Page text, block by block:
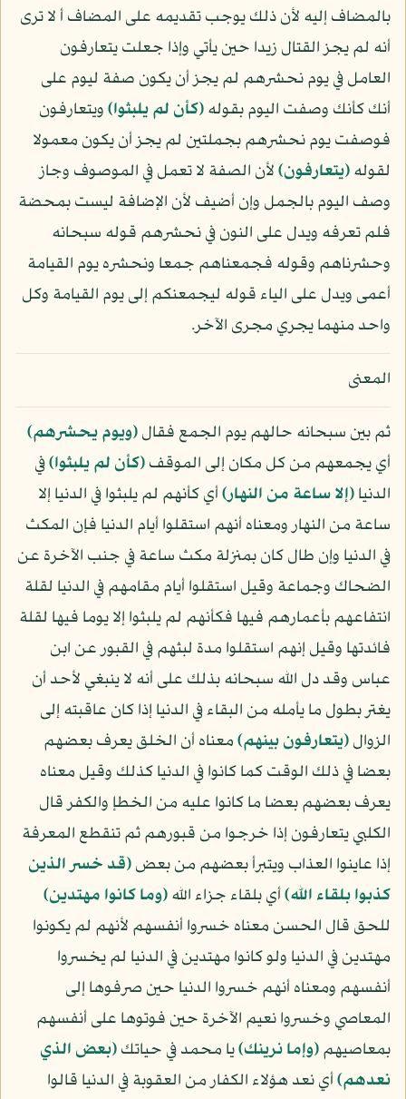
بالمضاف إليه لأن ذلك يوجب تقديمه على المضاف أ لا ترى
أنه لم يجز القتال زيدا حين يأتي وإذا جعلت يتعارفون
العامل في يوم نحشرهم لم يجز أن يكون صفة ليوم على
أنك كأنك وصفت اليوم بقوله﴿كأن لم يلبثوا﴾ويتعارفون
فوصفت يوم نحشرهم بجملتين لم يجز أن يكون معمولا
لقوله﴿يتعارفون﴾لأن الصفة لا تعمل في الموصوف وجاز
وصف اليوم بالجمل وإن أضيف لأن الإضافة ليست بمحضة
فلم تعرفه ويدل على النون في نحشرهم قوله سبحانه
وحشرناهم وقوله فجمعناهم جمعا ونحشره يوم القيامة
أعمى ويدل على الياء قوله ليجمعنكم إلى يوم القيامة وكل
واحد منهما يجري مجرى الآخر.
المعنى
ثم بين سبحانه حالهم يوم الجمع فقال﴿ويوم يحشرهم﴾
أي يجمعهم من كل مكان إلى الموقف﴿كأن لم يلبثوا﴾في
الدنيا﴿إلا ساعة من النهار﴾أي كأنهم لم يلبثوا في الدنيا إلا
ساعة من النهار ومعناه أنهم استقلوا أيام الدنيا فإن المكث
في الدنيا وإن طال كان بمنزلة مكث ساعة في جنب الآخرة عن
الضحاك وجماعة وقيل استقلوا أيام مقامهم في الدنيا لقلة
انتفاعهم بأعمارهم فيها فكأنهم لم يلبثوا إلا يوما فيها لقلة
فائدتها وقيل إنهم استقلوا مدة لبثهم في القبور عن ابن
عباس وقد دل الله سبحانه بذلك على أنه لا ينبغي لأحد أن
يغتر بطول ما يأمله من البقاء في الدنيا إذا كان عاقبته إلى
الزوال﴿يتعارفون بينهم﴾معناه أن الخلق يعرف بعضهم
بعضا في ذلك الوقت كما كانوا في الدنيا كذلك وقيل معناه
يعرف بعضهم بعضا ما كانوا عليه من الخطإ والكفر قال
الكلبي يتعارفون إذا خرجوا من قبورهم ثم تنقطع المعرفة
إذا عاينوا العذاب ويتبرأ بعضهم من بعض﴿قد خسر الذين
كذبوا بلقاء الله﴾أي بلقاء جزاء الله﴿وما كانوا مهتدين﴾
للحق قال الحسن معناه خسروا أنفسهم لأنهم لم يكونوا
مهتدين في الدنيا ولو كانوا مهتدين في الدنيا لم يخسروا
أنفسهم ومعناه أنهم خسروا الدنيا حين صرفوها إلى
المعاصي وخسروا نعيم الآخرة حين فوتوها على أنفسهم
بمعاصيهم﴿وإما نرينك﴾يا محمد في حياتك﴿بعض الذي
نعدهم﴾أي نعد هؤلاء الكفار من العقوبة في الدنيا قالوا